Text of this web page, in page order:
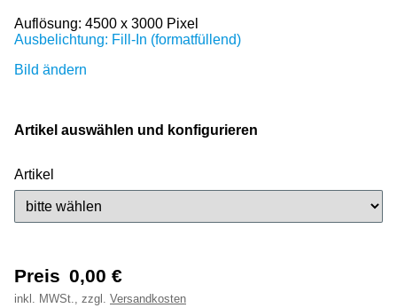
Auflösung: 4500 x 3000 Pixel
Ausbelichtung: Fill-In (formatfüllend)
Bild ändern
Artikel auswählen und konfigurieren
Artikel
Preis 0,00 €
inkl. MWSt., zzgl. Versandkosten